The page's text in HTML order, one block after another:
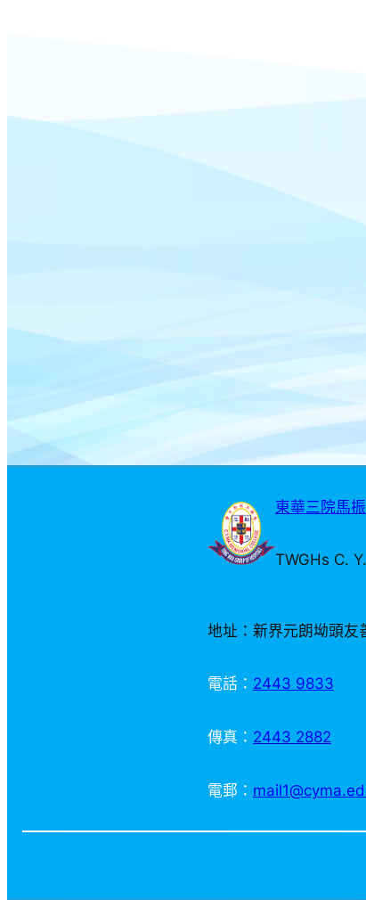
東華三院馬
TWGHs C.
地址：新界元朗坳頭友
電話： 2443 9833
傳真： 2443 2882
電郵：